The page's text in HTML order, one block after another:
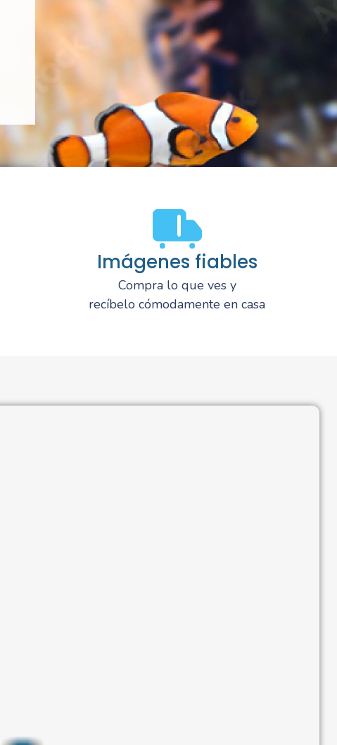
Imágenes fiables
Compra lo que ves y
recíbelo cómodamente en casa